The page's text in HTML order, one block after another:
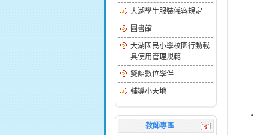
大湖學生服裝儀容規定
圖書館
大湖國民小學校園行動載
具使用管理規範
雙語數位學伴
輔導小天地
教師專區